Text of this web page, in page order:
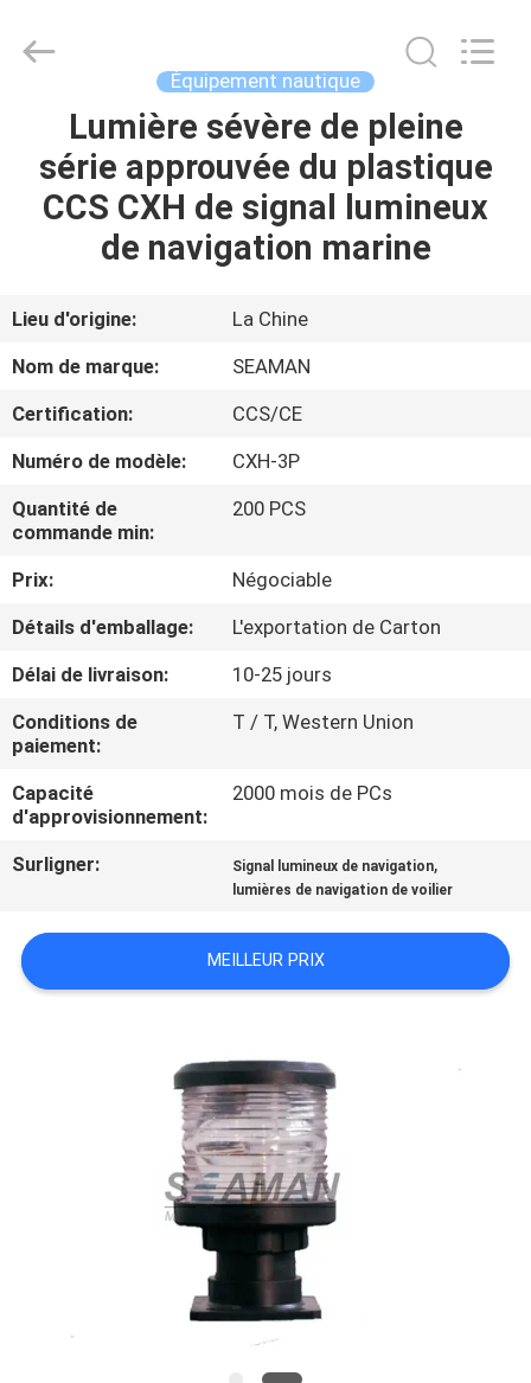
MAISON
PRODUITS
AU
DE
NOUS
VISITE
D'USINE
CONTRÔLE
DE
QUALITÉ
COMPANY
NEWS
PLAN
DU
Marine
Co.,Ltd..
Équipement nautique
Lumière sévère de pleine
série approuvée du plastique
CCS CXH de signal lumineux
de navigation marine
Lieu d'origine:
La Chine
Nom de marque:
SEAMAN
Certification:
CCS/CE
Numéro de modèle:
CXH-3P
Quantité de
commande min:
200 PCS
Prix:
Négociable
Détails d'emballage:
L'exportation de Carton
Délai de livraison:
10-25 jours
Conditions de
paiement:
T / T, Western Union
Capacité
d'approvisionnement:
2000 mois de PCs
Surligner: Signal lumineux de navigation,
lumières de navigation de voilier
MEILLEUR PRIX